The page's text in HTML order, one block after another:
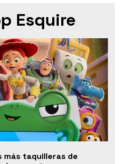
Esquire
más taquilleras de